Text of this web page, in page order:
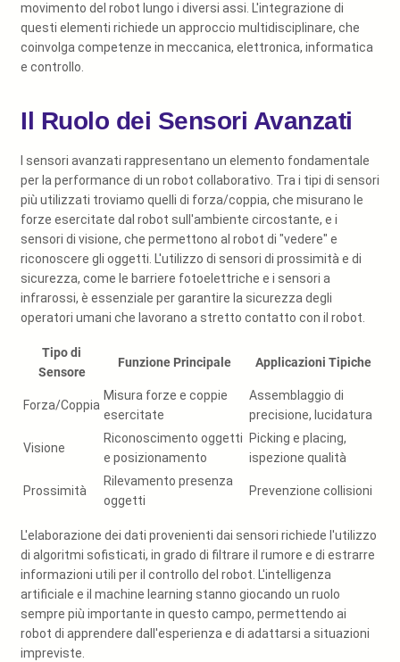
movimento del robot lungo i diversi assi. L'integrazione di
questi elementi richiede un approccio multidisciplinare, che
coinvolga competenze in meccanica, elettronica, informatica
e controllo.
Il Ruolo dei Sensori Avanzati
I sensori avanzati rappresentano un elemento fondamentale
per la performance di un robot collaborativo. Tra i tipi di sensori
più utilizzati troviamo quelli di forza/coppia, che misurano le
forze esercitate dal robot sull'ambiente circostante, e i
sensori di visione, che permettono al robot di "vedere" e
riconoscere gli oggetti. L'utilizzo di sensori di prossimità e di
sicurezza, come le barriere fotoelettriche e i sensori a
infrarossi, è essenziale per garantire la sicurezza degli
operatori umani che lavorano a stretto contatto con il robot.
Tipo di
Sensore
Funzione Principale Applicazioni Tipiche
Forza/Coppia
Misura forze e coppie
esercitate
Assemblaggio di
precisione, lucidatura
Visione
Riconoscimento oggetti
e posizionamento
Picking e placing,
ispezione qualità
Prossimità
Rilevamento presenza
oggetti
Prevenzione collisioni
L'elaborazione dei dati provenienti dai sensori richiede l'utilizzo
di algoritmi sofisticati, in grado di filtrare il rumore e di estrarre
informazioni utili per il controllo del robot. L'intelligenza
artificiale e il machine learning stanno giocando un ruolo
sempre più importante in questo campo, permettendo ai
robot di apprendere dall'esperienza e di adattarsi a situazioni
impreviste.